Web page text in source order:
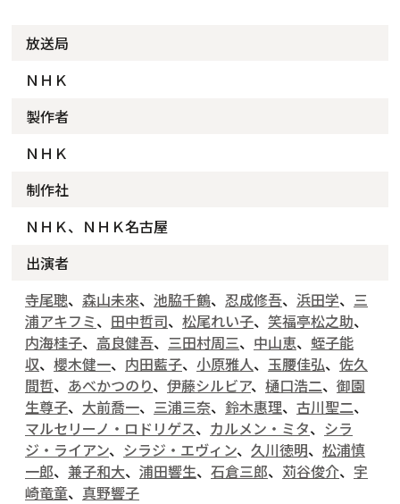
放送局
ＮＨＫ
製作者
ＮＨＫ
制作社
ＮＨＫ、ＮＨＫ名古屋
出演者
寺尾聰、 森山未來、 池脇千鶴、 忍成修吾、 浜田学、 三
浦アキフミ、 田中哲司、 松尾れい子、 笑福亭松之助、
内海桂子、 高良健吾、 三田村周三、 中山恵、 蛭子能
収、 櫻木健一、 内田藍子、 小原雅人、 玉腰佳弘、 佐久
間哲、 あべかつのり、 伊藤シルビア、 樋口浩二、 御園
生尊子、 大前喬一、 三浦三奈、 鈴木惠理、 古川聖二、
マルセリーノ・ロドリゲス、 カルメン・ミタ、 シラ
ジ・ライアン、 シラジ・エヴィン、 久川徳明、 松浦慎
一郎、 兼子和大、 浦田響生、 石倉三郎、 苅谷俊介、 宇
崎竜童、 真野響子